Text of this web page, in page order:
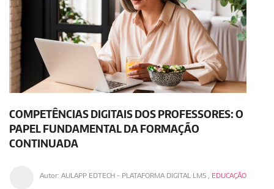
COMPETÊNCIAS DIGITAIS DOS PROFESSORES: O
PAPEL FUNDAMENTAL DA FORMAÇÃO
CONTINUADA
Autor: AULAPP EDTECH - PLATAFORMA DIGITAL LMS, EDUCAÇÃO